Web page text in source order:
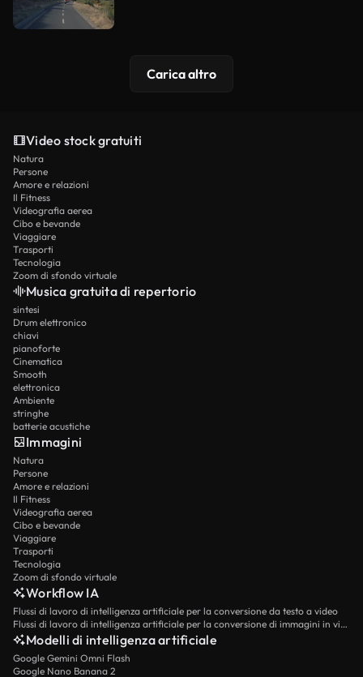
Carica altro
Video stock gratuiti
Natura
Persone
Amore e relazioni
Il Fitness
Videografia aerea
Cibo e bevande
Viaggiare
Trasporti
Tecnologia
Zoom di sfondo virtuale
Musica gratuita di repertorio
sintesi
Drum elettronico
chiavi
pianoforte
Cinematica
Smooth
elettronica
Ambiente
stringhe
batterie acustiche
Immagini
Natura
Persone
Amore e relazioni
Il Fitness
Videografia aerea
Cibo e bevande
Viaggiare
Trasporti
Tecnologia
Zoom di sfondo virtuale
Workflow IA
Flussi di lavoro di intelligenza artificiale per la conversione da testo a video
Flussi di lavoro di intelligenza artificiale per la conversione di immagini in video
Modelli di intelligenza artificiale
Google Gemini Omni Flash
Google Nano Banana 2